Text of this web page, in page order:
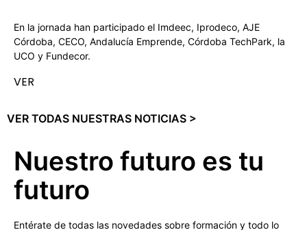
En la jornada han participado el Imdeec, Iprodeco, AJE
Córdoba, CECO, Andalucía Emprende, Córdoba TechPark, la
UCO y Fundecor.
VER
VER TODAS NUESTRAS NOTICIAS >
Nuestro futuro es tu
futuro
Entérate de todas las novedades sobre formación y todo lo